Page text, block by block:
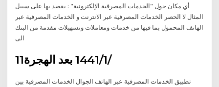
أي مكان حول "الخدمات المصرفية الإلكترونية" : يقصد بها على سبيل
المثال لا الحصر الخدمات المصرفية عبر الانترنت و الخدمات المصرفية عبر
الهاتف المحمول بما فيها من خدمات ومعاملات وتسهيلات مقدمة من البنك
الى
11‏‏/1‏‏/1441 بعد الهجرة
تطبيق الخدمات المصرفية عبر الهاتف الجوال الخدمات المصرفية بين